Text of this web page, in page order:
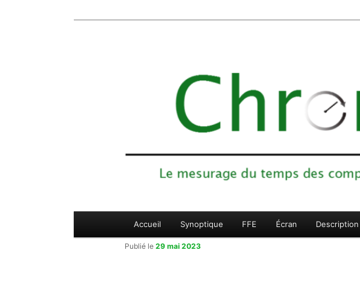
principal
Accueil Synoptique FFE Écran Description
Publié le 29 mai 2023